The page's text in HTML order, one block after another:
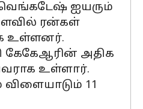
வெங்கடேஷ் ஐயரும்
ரன்கள்
உள்ளனர்.
கேகேஆரின் அதிக
உள்ளார்.
விளையாடும் 11